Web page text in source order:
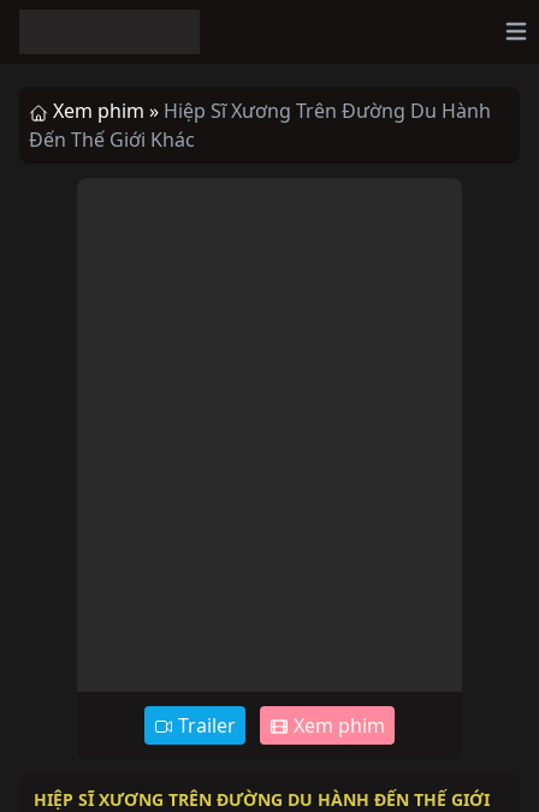
Xem phim » Hiệp Sĩ Xương Trên Đường Du Hành
Đến Thế Giới Khác
Trailer Xem phim
HIỆP SĨ XƯƠNG TRÊN ĐƯỜNG DU HÀNH ĐẾN THẾ GIỚI